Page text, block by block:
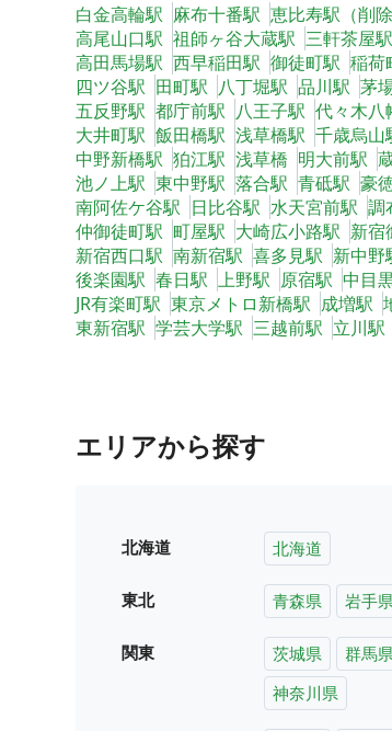
白金高輪駅 麻布十番駅 恵比寿駅（削除
高尾山口駅 祖師ヶ谷大蔵駅 三軒茶屋駅
高田馬場駅 西早稲田駅 御徒町駅 稲荷
四ツ谷駅 田町駅 八丁堀駅 品川駅 茅
五反野駅 都庁前駅 八王子駅 代々木八
大井町駅 飯田橋駅 浅草橋駅 千歳烏山
中野新橋駅 狛江駅 浅草橋 明大前駅
池ノ上駅 東中野駅 落合駅 青砥駅 豪
南阿佐ケ谷駅 日比谷駅 水天宮前駅 調
仲御徒町駅 町屋駅 大崎広小路駅 新宿
新宿西口駅 南新宿駅 喜多見駅 新中野
後楽園駅 春日駅 上野駅 原宿駅 中目
JR有楽町駅 東京メトロ新橋駅 成増駅
東新宿駅 学芸大学駅 三越前駅 立川駅
エリアから探す
北海道 北海道
東北 青森県 岩手県
関東 茨城県 群馬県
神奈川県